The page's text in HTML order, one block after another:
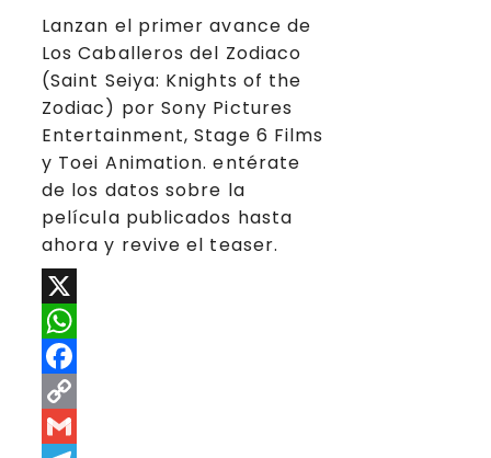
Lanzan el primer avance de
Los Caballeros del Zodiaco
(Saint Seiya: Knights of the
Zodiac) por Sony Pictures
Entertainment, Stage 6 Films
y Toei Animation. entérate
de los datos sobre la
película publicados hasta
ahora y revive el teaser.
X
WhatsApp
Facebook
Copy